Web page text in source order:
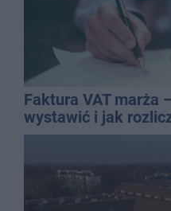
Faktura VAT marża
wystawić i jak